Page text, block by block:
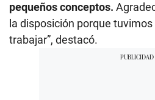
pequeños conceptos.
la disposición porque
trabajar”, destacó.